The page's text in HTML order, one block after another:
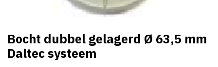
Bocht dubbel gelagerd Ø 63,5 mm
Daltec systeem